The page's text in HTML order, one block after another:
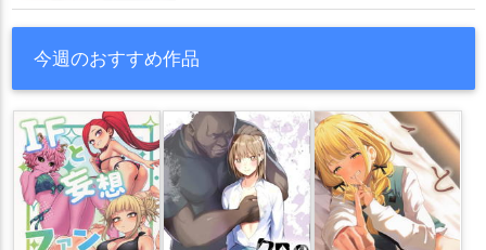
今週のおすすめ作品